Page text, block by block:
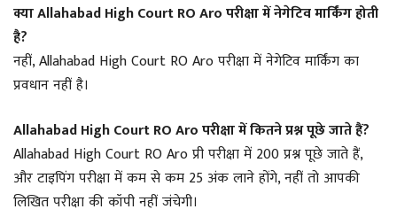
क्या Allahabad High Court RO Aro परीक्षा में नेगेटिव मार्किंग होती
है?
नहीं, Allahabad High Court RO Aro परीक्षा में नेगेटिव मार्किंग का
प्रवधान नहीं है।
Allahabad High Court RO Aro परीक्षा में कितने प्रश्न पूछे जाते हैं?
Allahabad High Court RO Aro प्री परीक्षा में 200 प्रश्न पूछे जाते हैं,
और टाइपिंग परीक्षा में कम से कम 25 अंक लाने होंगे, नहीं तो आपकी
लिखित परीक्षा की कॉपी नहीं जंचेगी।